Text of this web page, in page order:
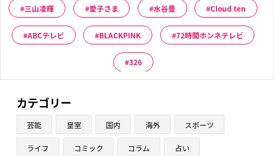
三山凌輝 愛子さま 水谷豊 Cloud ten
ABCテレビ BLACKPINK 72時間ホンネテレビ
326
カテゴリー
芸能 皇室 国内 海外 スポーツ
ライフ コミック コラム 占い